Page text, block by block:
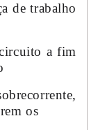
de trabalho
a fim
os